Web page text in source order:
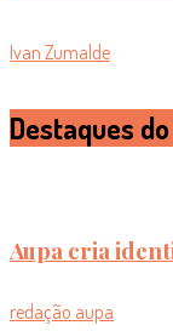
Ivan Zumalde
Destaques
Aupa cria
redação aupa